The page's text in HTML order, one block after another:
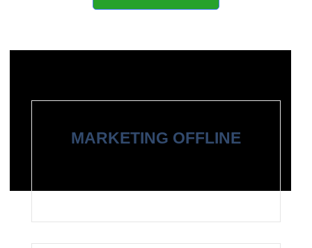
MARKETING OFFLINE